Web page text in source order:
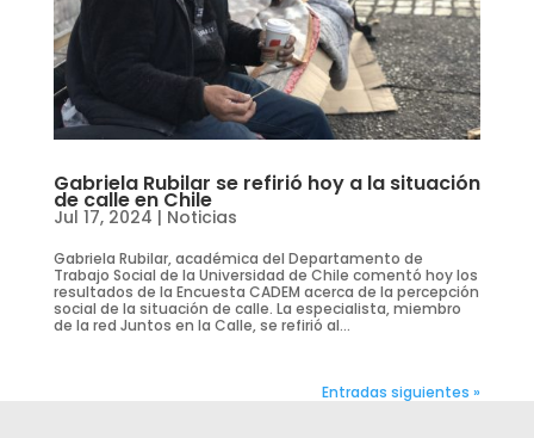
Gabriela Rubilar se refirió hoy a la situación
de calle en Chile
Jul 17, 2024 | Noticias
Gabriela Rubilar, académica del Departamento de
Trabajo Social de la Universidad de Chile comentó hoy los
resultados de la Encuesta CADEM acerca de la percepción
social de la situación de calle. La especialista, miembro
de la red Juntos en la Calle, se refirió al...
Entradas siguientes »